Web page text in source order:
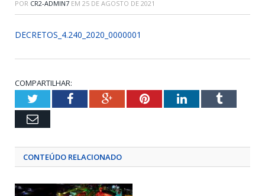
POR CR2-ADMIN7 EM 25 DE AGOSTO DE 2021
DECRETOS_4.240_2020_0000001
COMPARTILHAR:
TwitterFacebookGoogle+PinterestLinkedInTumblr
Email
CONTEÚDO RELACIONADO